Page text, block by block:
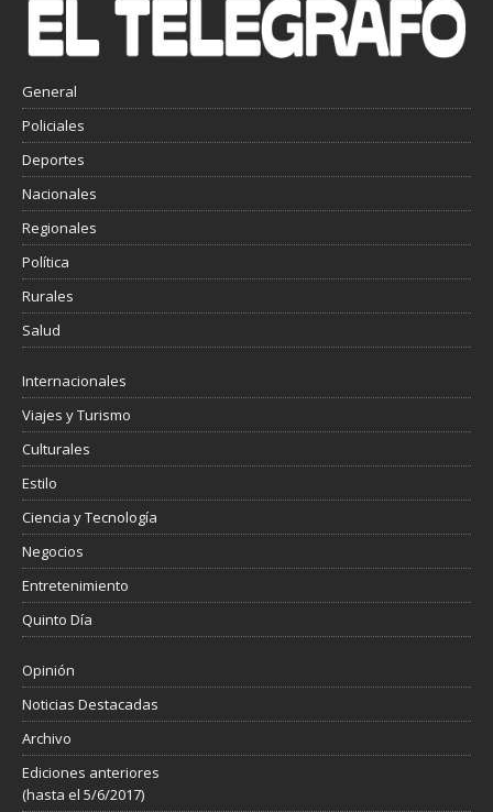
General
Policiales
Deportes
Nacionales
Regionales
Política
Rurales
Salud
Internacionales
Viajes y Turismo
Culturales
Estilo
Ciencia y Tecnología
Negocios
Entretenimiento
Quinto Día
Opinión
Noticias Destacadas
Archivo
Ediciones anteriores
(hasta el 5/6/2017)